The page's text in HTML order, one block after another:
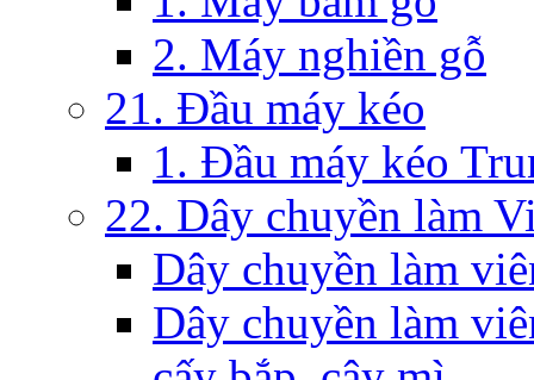
2. Máy nghiền gỗ
21. Đầu máy kéo
1. Đầu máy kéo
22. Dây chuyền làm
Dây chuyền làm
Dây chuyền làm